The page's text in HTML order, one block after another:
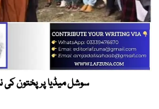
سوشل میڈیا پر پختون کی